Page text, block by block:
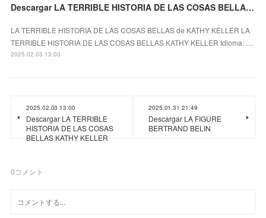
Descargar LA TERRIBLE HISTORIA DE LAS COSAS BELLAS KATHY KELLER
LA TERRIBLE HISTORIA DE LAS COSAS BELLAS de KATHY KELLER LA
TERRIBLE HISTORIA DE LAS COSAS BELLAS KATHY KELLER Idioma: …
2025.02.03 13:00
2025.02.03 13:00
Descargar LA TERRIBLE
HISTORIA DE LAS COSAS
BELLAS KATHY KELLER
2025.01.31 21:49
Descargar LA FIGURE
BERTRAND BELIN
0コメント